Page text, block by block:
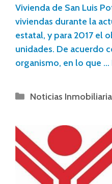
Vivienda de San Luis
viviendas durante la
estatal, y para 2017 el
unidades. De acuerdo
organismo, en lo que …
Noticias